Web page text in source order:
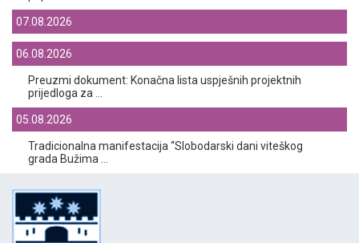
07.08.2026
06.08.2026
Preuzmi dokument: Konačna lista uspješnih projektnih
prijedloga za ...
05.08.2026
Tradicionalna manifestacija “Slobodarski dani viteškog
grada Bužima ...